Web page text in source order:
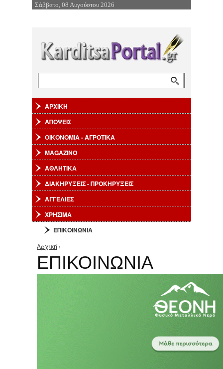
Επιστροφή στην Πλοήγηση
Σάββατο, 08 Αυγούστου 2026
ΑΡΧΙΚΗ
ΑΠΟΨΕΙΣ
ΟΙΚΟΝΟΜΙΑ - ΑΓΡΟΤΙΚΑ
MAGAZINO
ΑΘΛΗΤΙΚΑ
ΔΙΑΚΗΡΥΞΕΙΣ - ΠΡΟΚΗΡΥΞΕΙΣ
ΑΓΓΕΛΙΕΣ
ΧΡΗΣΙΜΑ
ΕΠΙΚΟΙΝΩΝΙΑ
Είστε εδώ
Αρχική ›
ΕΠΙΚΟΙΝΩΝΙΑ